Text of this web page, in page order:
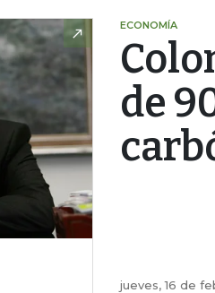
ECONOMÍA
de
jueves, 16 de